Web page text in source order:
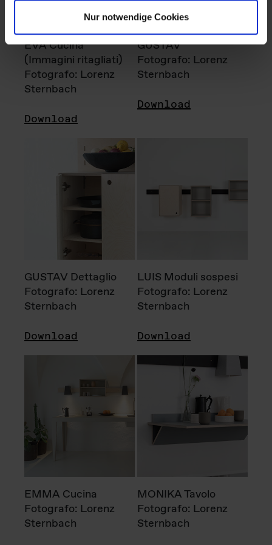
Nur notwendige Cookies
EVA Cucina
(Immagini ritagliati)
Fotografo: Lorenz
Sternbach
Download
GUSTAV
Fotografo: Lorenz
Sternbach
Download
GUSTAV Dettaglio
Fotografo: Lorenz
Sternbach
Download
LUIS Moduli sospesi
Fotografo: Lorenz
Sternbach
Download
EMMA Cucina
Fotografo: Lorenz
Sternbach
MONIKA Tavolo
Fotografo: Lorenz
Sternbach